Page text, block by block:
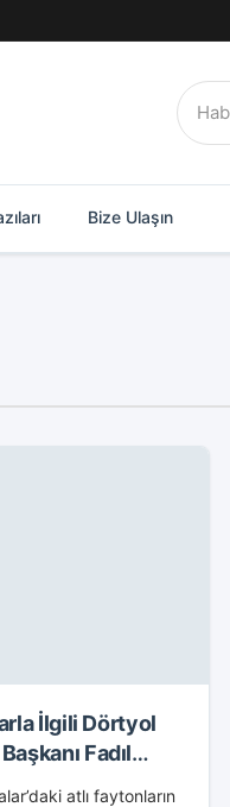
Ara:
Bize Ulaşın
İlgili Dörtyol
Fadıl
Etti
atlı faytonların